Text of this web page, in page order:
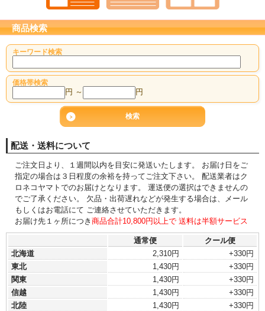
商品検索
キーワード検索
価格帯検索
円 ～ 円
配送・送料について
ご注文日より、１週間以内を目安に発送いたします。 お届け日をご
指定の場合は３日程度の余裕を持ってご注文下さい。 配送業者はク
ロネコヤマトでのお届けとなります。 運送便の選択はできませんの
でご了承ください。 欠品・出荷遅れなどが発生する場合は、メール
もしくはお電話にて ご連絡させていただきます。
お届け先１ヶ所につき 商品合計10,800円以上で 送料は半額サービス
通常便
クール便
北海道
2,310円
+330円
東北
1,430円
+330円
関東
1,430円
+330円
信越
1,430円
+330円
北陸
1,430円
+330円